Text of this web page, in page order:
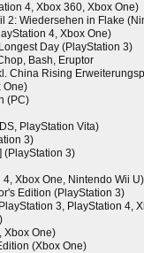
4, Xbox 360, Xbox One)
2: Wiedersehen in Flake
4, Xbox One)
Day (PlayStation 3)
Bash, Eruptor
China Rising
One)
(PC)
PlayStation Vita)
3)
(PlayStation 3)
Xbox One, Nintendo Wii U)
Edition (PlayStation 3)
3, PlayStation 4,
Xbox One)
(Xbox One)